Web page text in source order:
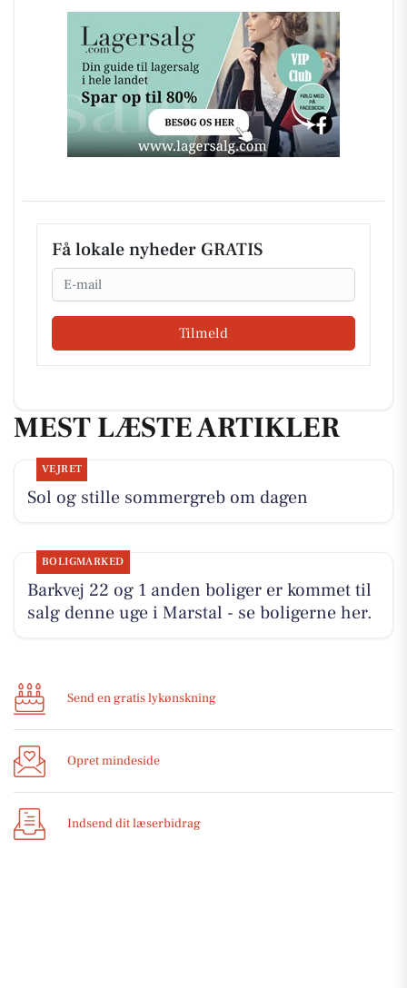
Få lokale nyheder GRATIS
Email
Tilmeld
MEST LÆSTE ARTIKLER
VEJRET
Sol og stille sommergreb om dagen
BOLIGMARKED
Barkvej 22 og 1 anden boliger er kommet til
salg denne uge i Marstal - se boligerne her.
Send en gratis lykønskning
Opret mindeside
Indsend dit læserbidrag